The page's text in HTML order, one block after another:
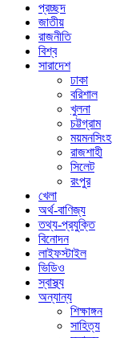
প্রচ্ছদ
জাতীয়
রাজনীতি
বিশ্ব
সারাদেশ
ঢাকা
বরিশাল
খুলনা
চট্টগ্রাম
ময়মনসিংহ
রাজশাহী
সিলেট
রংপুর
খেলা
অর্থ-বাণিজ্য
তথ্য-প্রযুক্তি
বিনোদন
লাইফস্টাইল
ভিডিও
স্বাস্থ্য
অন্যান্য
শিক্ষাঙ্গন
সাহিত্য